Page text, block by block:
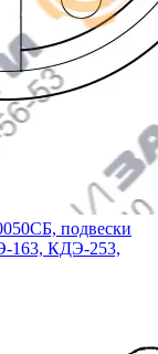
подвески
163, КДЭ-253,